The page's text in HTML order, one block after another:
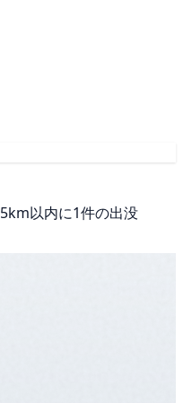
5km以内に1件の出没